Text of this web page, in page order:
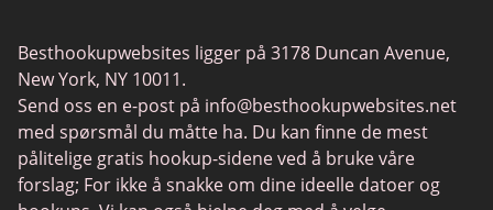
Together2Night
MyLOL
Swingtowns
Instabang
Besthookupwebsites ligger på 3178 Duncan Avenue,
New York, NY 10011.
Send oss en e-post på info@besthookupwebsites.net
med spørsmål du måtte ha. Du kan finne de mest
pålitelige gratis hookup-sidene ved å bruke våre
forslag; For ikke å snakke om dine ideelle datoer og